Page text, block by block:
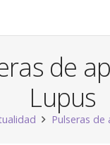
de
Lupus
Pulseras de